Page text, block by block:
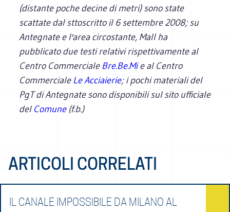
(distante poche decine di metri) sono state
scattate dal sttoscritto il 6 settembre 2008; su
Antegnate e l'area circostante, Mall ha
pubblicato due testi relativi rispettivamente al
Centro CommercialeBre.Be.Mie al Centro
CommercialeLe Acciaierie; i pochi materiali del
PgT di Antegnate sono disponibili sul sito ufficiale
del Comune(f.b.)
ARTICOLI CORRELATI
IL CANALE IMPOSSIBILE DA MILANO AL